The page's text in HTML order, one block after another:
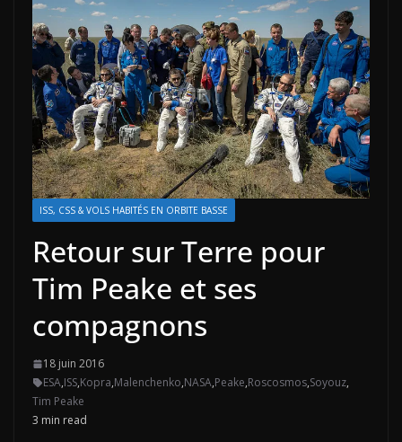
ISS, CSS & VOLS HABITÉS EN ORBITE BASSE
Retour sur Terre pour
Tim Peake et ses
compagnons
18 juin 2016
ESA,ISS,Kopra,Malenchenko,NASA,Peake,Roscosmos,Soyouz,
Tim Peake
3 min read